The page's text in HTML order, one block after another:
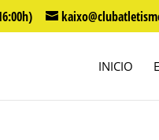
INICIO